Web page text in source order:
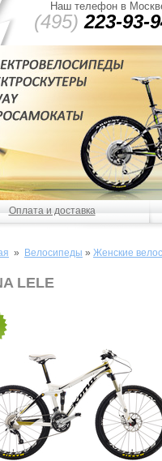
Наш телефон в
(495) 223-93-
Оплата и доставка
» Велосипеды » Женские
LELE